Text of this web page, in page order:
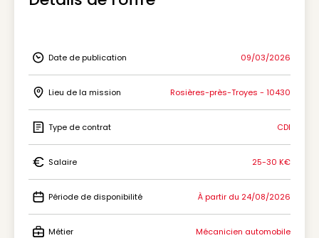
Icon Date de publication
Date de publication 09/03/2026
Icon Lieu de la mission
Lieu de la mission Rosières-près-Troyes - 10430
Icon Type de contrat
Type de contrat CDI
Icon Salaire
Salaire 25-30 K€
Icon Période de disponibilité
Période de disponibilité À partir du 24/08/2026
Métier Mécanicien automobile